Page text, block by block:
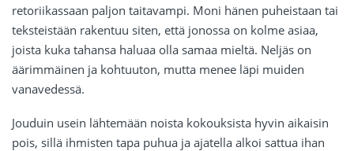
retoriikassaan paljon taitavampi. Moni hänen puheistaan tai
teksteistään rakentuu siten, että jonossa on kolme asiaa,
joista kuka tahansa haluaa olla samaa mieltä. Neljäs on
äärimmäinen ja kohtuuton, mutta menee läpi muiden
vanavedessä.
Jouduin usein lähtemään noista kokouksista hyvin aikaisin
pois, sillä ihmisten tapa puhua ja ajatella alkoi sattua ihan